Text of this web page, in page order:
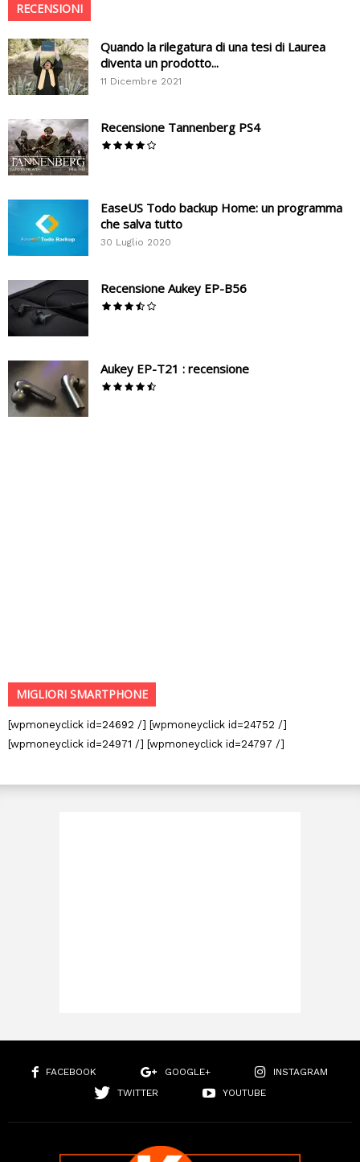
RECENSIONI
Quando la rilegatura di una tesi di Laurea
diventa un prodotto...
11 Dicembre 2021
Recensione Tannenberg PS4
EaseUS Todo backup Home: un programma
che salva tutto
30 Luglio 2020
Recensione Aukey EP-B56
Aukey EP-T21 : recensione
MIGLIORI SMARTPHONE
[wpmoneyclick id=24692 /] [wpmoneyclick id=24752 /]
[wpmoneyclick id=24971 /] [wpmoneyclick id=24797 /]
FACEBOOK GOOGLE+
INSTAGRAM
TWITTER
YOUTUBE